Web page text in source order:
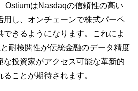
OstiumはNasdaqの信頼性の高い
用し、オンチェーンで株式パーペ
できるようになります。これによ
耐検閲性が伝統金融のデータ精度
な投資家がアクセス可能な革新的
ことが期待されます。